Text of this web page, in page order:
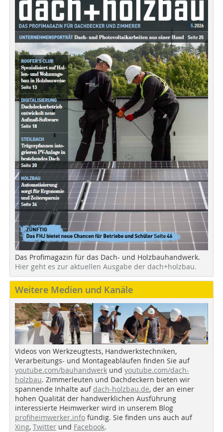
Das Profimagazin für das Dach- und Holzbauhandwerk.
Hier geht es zur aktuellen Ausgabe der dach+holzbau.
Weitere Medien und Kanäle
Videos von Werkzeugtests, Handwerkstechniken,
Verarbeitungs- und Montageabläufen finden Sie auf
youtube.com/bauhandwerk und youtube.com/dach-
holzbau. Zimmerleuten und Dachdeckern bieten wir
spannende Inhalte auf dach-holzbau.de, der an einer
hohen Qualität der handwerklichen Ausführung
interessierte Heimwerker wird in unserem Blog
profiheimwerker.info fündig. Sie finden uns auch auf
Xing, Twitter und Facebook.